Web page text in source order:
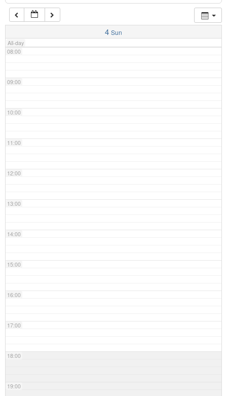
4 Sun
All-day
07:00
08:00
09:00
10:00
11:00
12:00
13:00
14:00
15:00
16:00
17:00
18:00
19:00